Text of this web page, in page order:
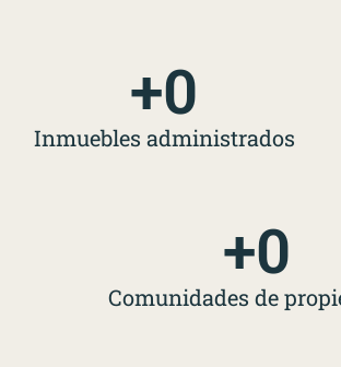
Inmuebles administrados
+0
Comunidades de
+0